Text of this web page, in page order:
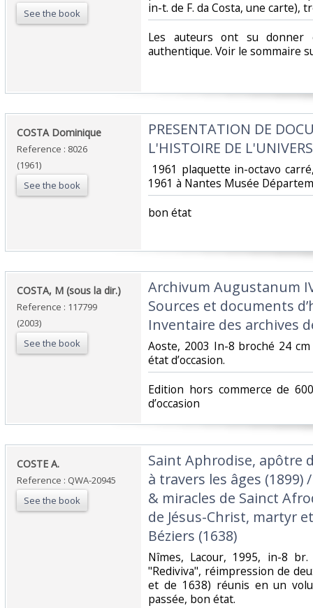
See the book
in-t. de F. da Costa, une carte),
‎Les auteurs ont su donner
authentique. Voir le sommaire
‎COSTA Dominique‎
Reference : 8026
(1961)
See the book
‎PRESENTATION DE
L'HISTOIRE DE
1961 plaquette in-octavo
1961 à Nantes Musée
‎bon état ‎
‎COSTA, M (sous la dir.)‎
Reference : 117799
(2003)
See the book
‎Archivum Augustanum
Sources et documents
Inventaire des archives
‎Aoste, 2003 In-8 broché 24
état d’occasion.‎
‎Edition hors commerce de
d’occasion ‎
‎COSTE A. ‎
Reference : QWA-20945
See the book
‎Saint Aphrodise, apôtre
à travers les âges
& miracles de Sainct
de Jésus-Christ, martyr
Béziers (1638) ‎
‎Nîmes, Lacour, 1995, in-8
"Rediviva", réimpression de
et de 1638) réunis en un
passée, bon état. ‎